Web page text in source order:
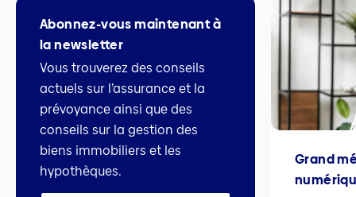
Abonnez-vous maintenant à
la newsletter
Vous trouverez des conseils
actuels sur l’assurance et la
prévoyance ainsi que des
conseils sur la gestion des
biens immobiliers et les
hypothèques.
Grand